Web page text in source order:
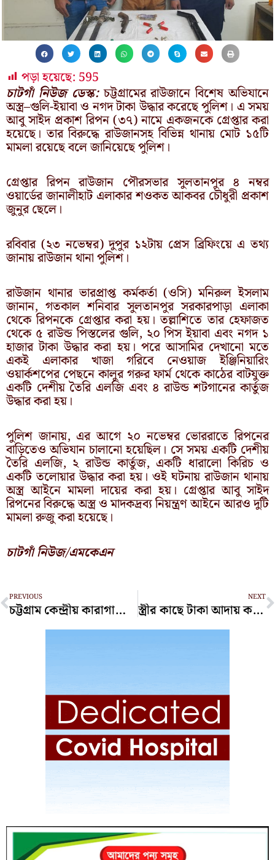
পড়া হয়েছে: 595
চাটগাঁ নিউজ ডেস্ক:চট্টগ্রামের রাউজানে বিশেষ অভিযানে
অস্ত্র–গুলি-ইয়াবা ও নগদ টাকা উদ্ধার করেছে পুলিশ। এ সময়
আবু সাইদ প্রকাশ রিপন (৩৭) নামে একজনকে গ্রেপ্তার করা
হয়েছে। তার বিরুদ্ধে রাউজানসহ বিভিন্ন থানায় মোট ১৫টি
মামলা রয়েছে বলে জানিয়েছে পুলিশ।
গ্রেপ্তার রিপন রাউজান পৌরসভার সুলতানপুর ৪ নম্বর
ওয়ার্ডের জানালীহাট এলাকার শওকত আকবর চৌধুরী প্রকাশ
জুনুর ছেলে।
রবিবার (২৩ নভেম্বর) দুপুর ১২টায় প্রেস ব্রিফিংয়ে এ তথ্য
জানায় রাউজান থানা পুলিশ।
রাউজান থানার ভারপ্রাপ্ত কর্মকর্তা (ওসি) মনিরুল ইসলাম
জানান, গতকাল শনিবার সুলতানপুর সরকারপাড়া এলাকা
থেকে রিপনকে গ্রেপ্তার করা হয়। তল্লাশিতে তার হেফাজত
থেকে ৫ রাউন্ড পিস্তলের গুলি, ২০ পিস ইয়াবা এবং নগদ ১
হাজার টাকা উদ্ধার করা হয়। পরে আসামির দেখানো মতে
একই এলাকার খাজা গরিবে নেওয়াজ ইঞ্জিনিয়ারিং
ওয়ার্কশপের পেছনে কালুর গরুর ফার্ম থেকে কাঠের বাটযুক্ত
একটি দেশীয় তৈরি এলজি এবং ৪ রাউন্ড শটগানের কার্তুজ
উদ্ধার করা হয়।
পুলিশ জানায়, এর আগে ২০ নভেম্বর ভোররাতে রিপনের
বাড়িতেও অভিযান চালানো হয়েছিল। সে সময় একটি দেশীয়
তৈরি এলজি, ২ রাউন্ড কার্তুজ, একটি ধারালো কিরিচ ও
একটি তলোয়ার উদ্ধার করা হয়। ওই ঘটনায় রাউজান থানায়
অস্ত্র আইনে মামলা দায়ের করা হয়। গ্রেপ্তার আবু সাইদ
রিপনের বিরুদ্ধে অস্ত্র ও মাদকদ্রব্য নিয়ন্ত্রণ আইনে আরও দুটি
মামলা রুজু করা হয়েছে।
চাটগাঁ নিউজ/এমকেএন
Prev
PREVIOUS
চট্টগ্রাম কেন্দ্রীয় কারাগারে এক কয়েদির মৃত্যু
NEXT
স্ত্রীর কাছে টাকা আদায় করতে স্বামীর অপহরণ নাটক